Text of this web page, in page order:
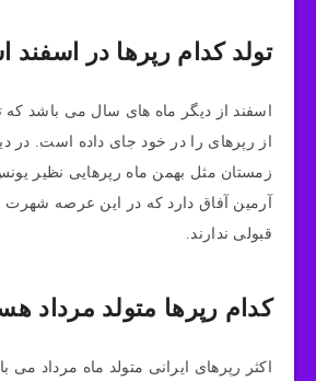
تولد کدام رپرها در
اسفند از دیگر ماه های سال می باشد که
از رپرهای را در خود جای داده است. در
زمستان مثل بهمن ماه رپرهایی نظیر
آرمین آفاق دارد که در این عرصه
قبولی ندارند.
کدام رپرها متولد مرداد
اکثر رپرهای ایرانی متولد ماه مرداد می